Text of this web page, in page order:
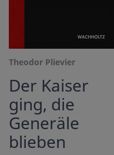
Theodor Plievier
Der Kaiser
ging, die
Generäle
blieben